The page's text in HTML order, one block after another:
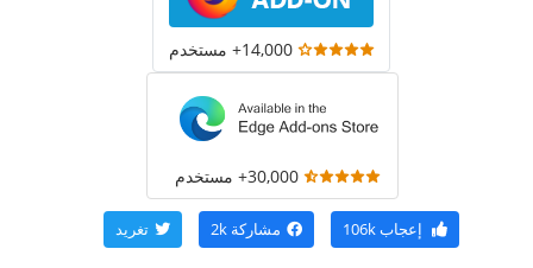
14,000+ مستخدم
30,000+ مستخدم
إعجاب106k مشاركة 2k تغريد